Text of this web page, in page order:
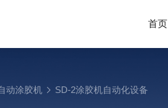
首页
动涂胶机 SD-2涂胶机自动化设备